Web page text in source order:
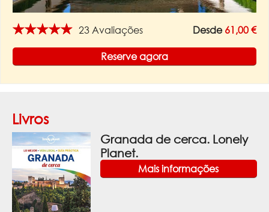
★★★★★ 23 Avaliações Desde 61,00 €
Reserve agora
Livros
Granada de cerca. Lonely
Planet.
Mais informações